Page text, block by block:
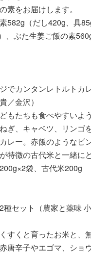
素をお届けします。
582g（だし420g、具
、ぶた生姜ご飯の素
でカンタンレトルトカ
／金沢）
もたちも食べやすいよ
ぎ、キャベツ、リンゴ
レー。赤飯のようなピ
特徴の古代米と一緒にど
袋、古代米200g
種セット（農家と薬味
すくと育ったお米と、
唐辛子やエゴマ、ショ